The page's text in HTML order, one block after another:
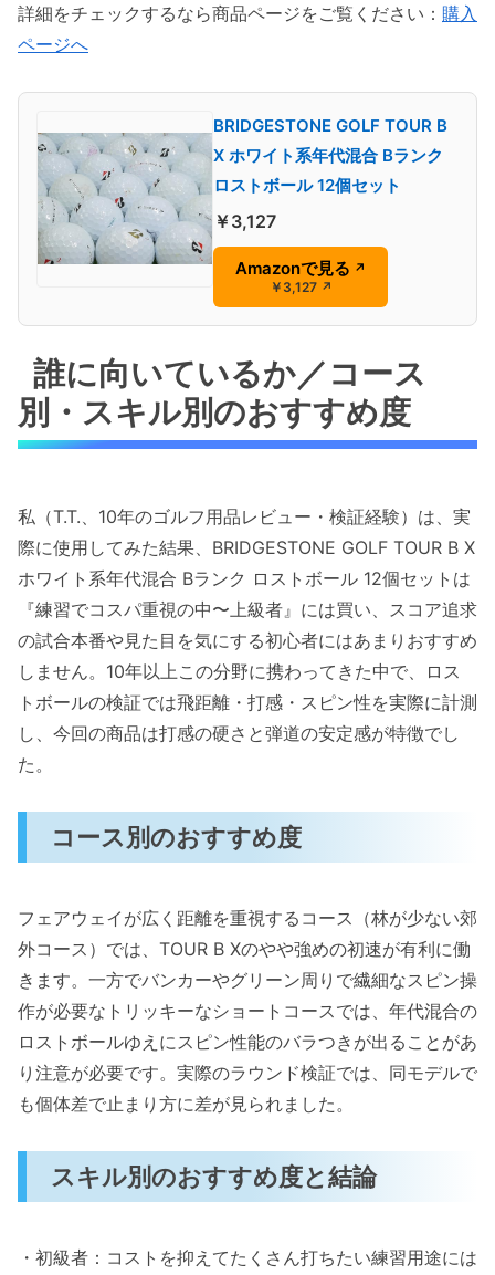
詳細をチェックするなら商品ページをご覧ください： 購入
ページへ
BRIDGESTONE GOLF TOUR B
X ホワイト系年代混合 Bランク
ロストボール 12個セット
￥3,127
Amazonで見る ↗
￥3,127 ↗
誰に向いているか／コース
別・スキル別のおすすめ度
私（T.T.、10年のゴルフ用品レビュー・検証経験）は、実
際に使用してみた結果、BRIDGESTONE GOLF TOUR B X
ホワイト系年代混合 Bランク ロストボール 12個セットは
『練習でコスパ重視の中〜上級者』には買い、スコア追求
の試合本番や見た目を気にする初心者にはあまりおすすめ
しません。10年以上この分野に携わってきた中で、ロス
トボールの検証では飛距離・打感・スピン性を実際に計測
し、今回の商品は打感の硬さと弾道の安定感が特徴でし
た。
コース別のおすすめ度
フェアウェイが広く距離を重視するコース（林が少ない郊
外コース）では、TOUR B Xのやや強めの初速が有利に働
きます。一方でバンカーやグリーン周りで繊細なスピン操
作が必要なトリッキーなショートコースでは、年代混合の
ロストボールゆえにスピン性能のバラつきが出ることがあ
り注意が必要です。実際のラウンド検証では、同モデルで
も個体差で止まり方に差が見られました。
スキル別のおすすめ度と結論
・初級者：コストを抑えてたくさん打ちたい練習用途には